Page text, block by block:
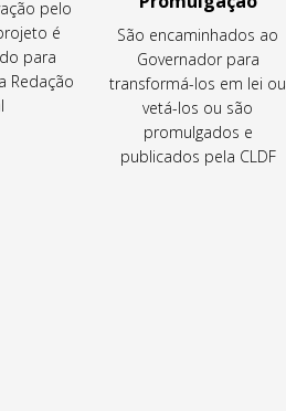
pelo
é
para
Redação
São encaminhados ao
Governador para
transformá-los em lei ou
vetá-los ou são
promulgados e
publicados pela CLDF